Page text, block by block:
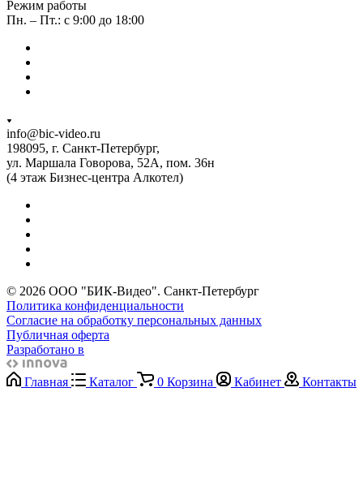
Режим работы
Пн. – Пт.: с 9:00 до 18:00
info@bic-video.ru
198095, г. Санкт-Петербург,
ул. Маршала Говорова, 52А, пом. 36н
(4 этаж Бизнес-центра Алкотел)
© 2026 ООО "БИК-Видео". Санкт-Петербург
Политика конфиденциальности
Согласие на обработку персональных данных
Публичная оферта
Разработано в
Главная Каталог 0 Корзина Кабинет Контакты